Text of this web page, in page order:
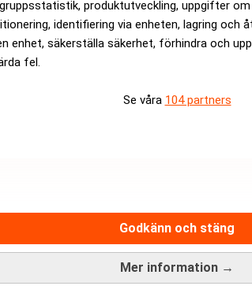
produktutveckling, uppgifter
identifiering via enheten, lagring och
enhet, säkerställa säkerhet, förhindra och
fel.
Se våra 104 partners
Mer information →
Godkänn och stäng
stor framgång och sålde 142 procent
auktionen.
är kostnadsfritt: Prenumerera